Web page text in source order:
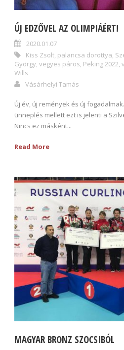
ÚJ EDZŐVEL AZ OLIMPIÁÉRT!
2020.01.07
Kiss Zsolt, palancsa dorottya,
György, vegyes páros, Peking 2022,
Wills
Vásárhelyi Tamás
Új év, új remények és új
ünneplés mellett ezt is jelenti a
Nincs ez másként...
Read More
MAGYAR BRONZ SZOCSIBÓL